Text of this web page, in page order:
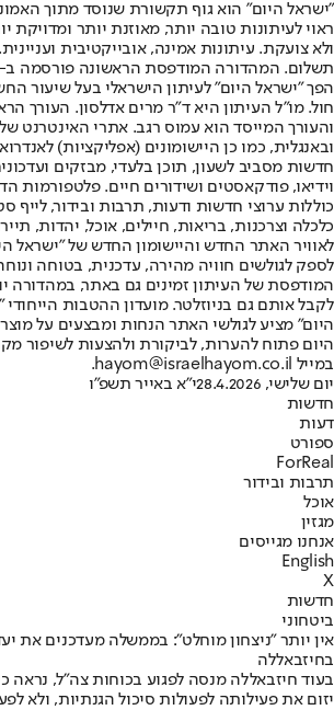
"ישראל היום" הוא גוף תקשורת שנוסד מתוך
ראוי לעיתונות טובה יותר, מאוזנת יותר ומדויקת
ולא צועקת. עיתונות אמינה, אובייקטיבית
הפך "ישראל היום" לעיתון הישראלי בעל שיעור
חול. מו"ל העיתון היא ד"ר מרים אדלסון. העורך
והעורך המייסד הוא עמוס רגב. אתרי האינטרנט
חדשות מסביב לשעון, תוכן בלעדי, מבזקים
וידיאו, פודקאסטים ושידורים חיים. פלטפורמות
כוללות ערוצי חדשות ודעות, תרבות ובידור, לייף
לאוויר האתר החדש והיישומון החדש של "ישראל
לספק לגולשים חוויה מהירה, עדכנית, בטוחה
המודפסת של העיתון זמינים גם באתר, במהדורה
לקבל אותם גם בניוזלטר. מועדון ההטבות
היום" מציע לגולשי האתר הנחות ומבצעים על
היום פתוח להערות, לביקורת ולהצעות לשיפור
במייל hayom@israelhayom.co.il.
יום שלישי, 28.4.2026
י"א באייר תשפ"ו
חדשות
דעות
ספורט
ForReal
תרבות ובידור
אוכל
מגזין
אנחנו מגייסים
English
X
חדשות
ביטחוני
אין יותר "ניצחון מוחלט": בממשלה מעדכנים את
בחיזבאללה
בעוד חיזבאללה מנסה לפגוע בכוחות צה"ל, נראה
יזום את פעילותה לפעולות סיכול הגנתיות, ולא